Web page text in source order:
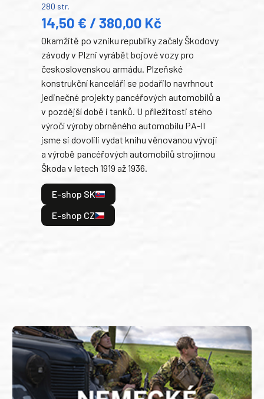
280 str.
14,50 € / 380,00 Kč
Okamžitě po vzniku republiky začaly Škodovy
závody v Plzni vyrábět bojové vozy pro
československou armádu. Plzeňské
konstrukční kanceláři se podařilo navrhnout
jedinečné projekty pancéřových automobilů a
v pozdější době i tanků. U příležitosti stého
výročí výroby obrněného automobilu PA-II
jsme si dovolili vydat knihu věnovanou vývoji
a výrobě pancéřových automobilů strojírnou
Škoda v letech 1919 až 1936.
E-shop SK
E-shop CZ